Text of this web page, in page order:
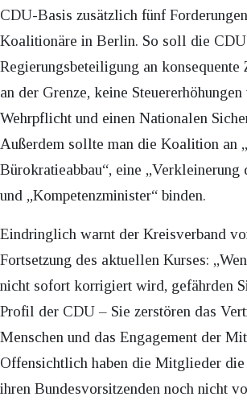
CDU-Basis zusätzlich fünf
Koalitionäre in Berlin. So soll die
Regierungsbeteiligung an konsequente
an der Grenze, keine Steuererhöhungen
Wehrpflicht und einen Nationalen
Außerdem sollte man die Koalition an
Bürokratieabbau“, eine „Verkleinerung
und „Kompetenzminister“ binden.
Eindringlich warnt der Kreisverband
Fortsetzung des aktuellen Kurses:
nicht sofort korrigiert wird, gefährden
Profil der CDU – Sie zerstören das
Menschen und das Engagement der
Offensichtlich haben die Mitglieder
ihren Bundesvorsitzenden noch nicht